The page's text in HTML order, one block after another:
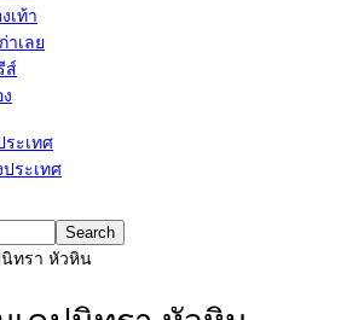
เท้า
าเลย
ส์
ระเทศ
ประเทศ
นิทรา หัวหิน